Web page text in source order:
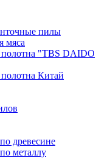
пилы
мяса
"TBS DAIDO
Китай
древесине
металлу